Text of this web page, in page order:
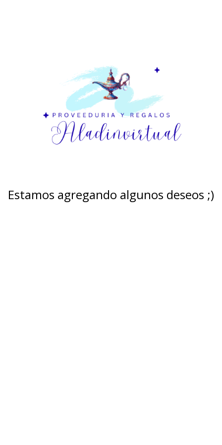
Estamos agregando algunos deseos ;)